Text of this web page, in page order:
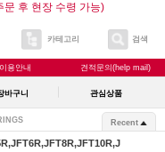
문 후 현장 수령 가능)
카테고리 검색
이용안내 견적문의(help mail)
바구니 관심상품
Recent